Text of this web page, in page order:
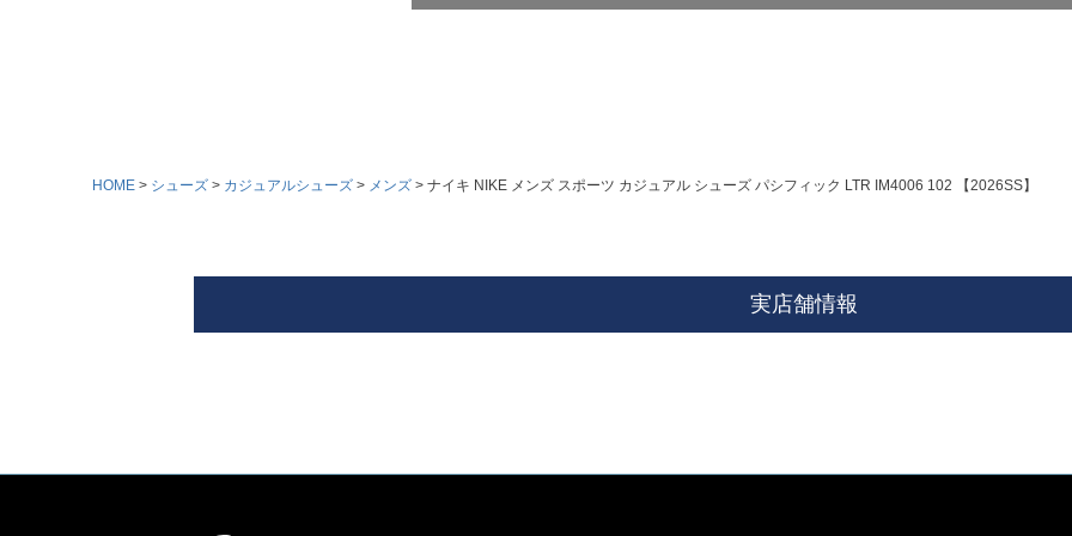
HOME シューズ カジュアルシューズ メンズ ナイキ NIKE メンズ スポーツ カジュアル シューズ パシフィック LTR IM4006 102 【2026SS】
実店舗情報